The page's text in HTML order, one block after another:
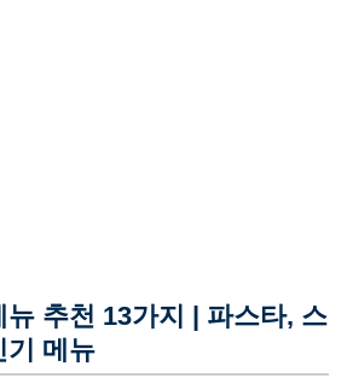
뉴 추천 13가지 | 파스타, 스
기 메뉴